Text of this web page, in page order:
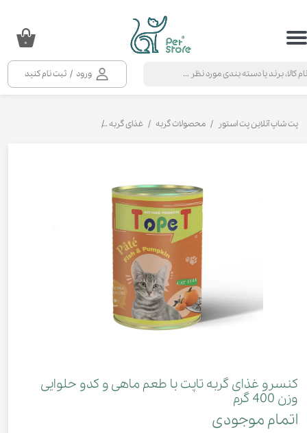
ورود / ثبت نام کنید
حساب کاربری من
خروج از حساب کاربری
۰
پت شاپ آنلاین پت استور محصولات گربه غذای گربه
کنسرو غذای گربه تاپت با طعم ماهی و کدو حلوایی
وزن 400 گرم
اتمام موجودی